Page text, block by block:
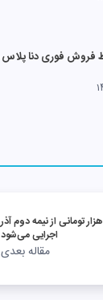
بنزین سه‌نرخی شد؛ نرخ ۵ هزار تومانی از نیمه دوم آذر
اجرایی می‌شود
مقاله بعدی